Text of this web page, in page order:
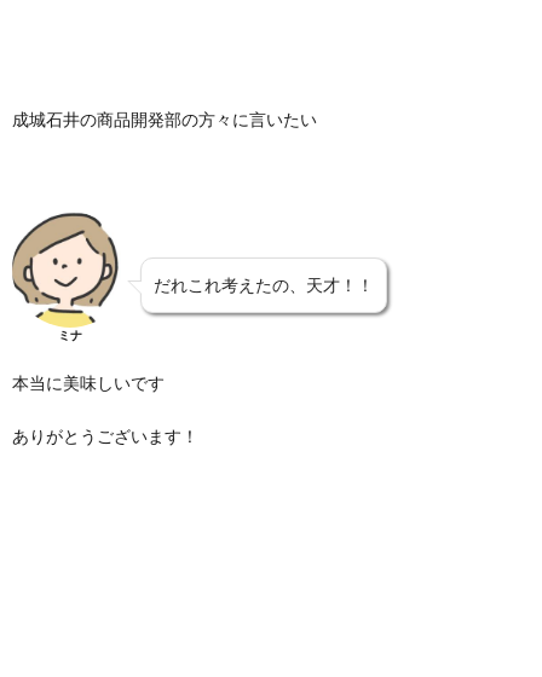
成城石井の商品開発部の方々に言いたい
ミナ
だれこれ考えたの、天才！！
本当に美味しいです
ありがとうございます！